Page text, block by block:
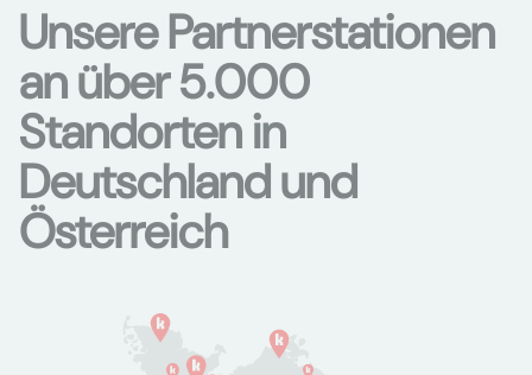
Unsere Partnerstationen
an über 5.000
Standorten in
Deutschland und
Österreich